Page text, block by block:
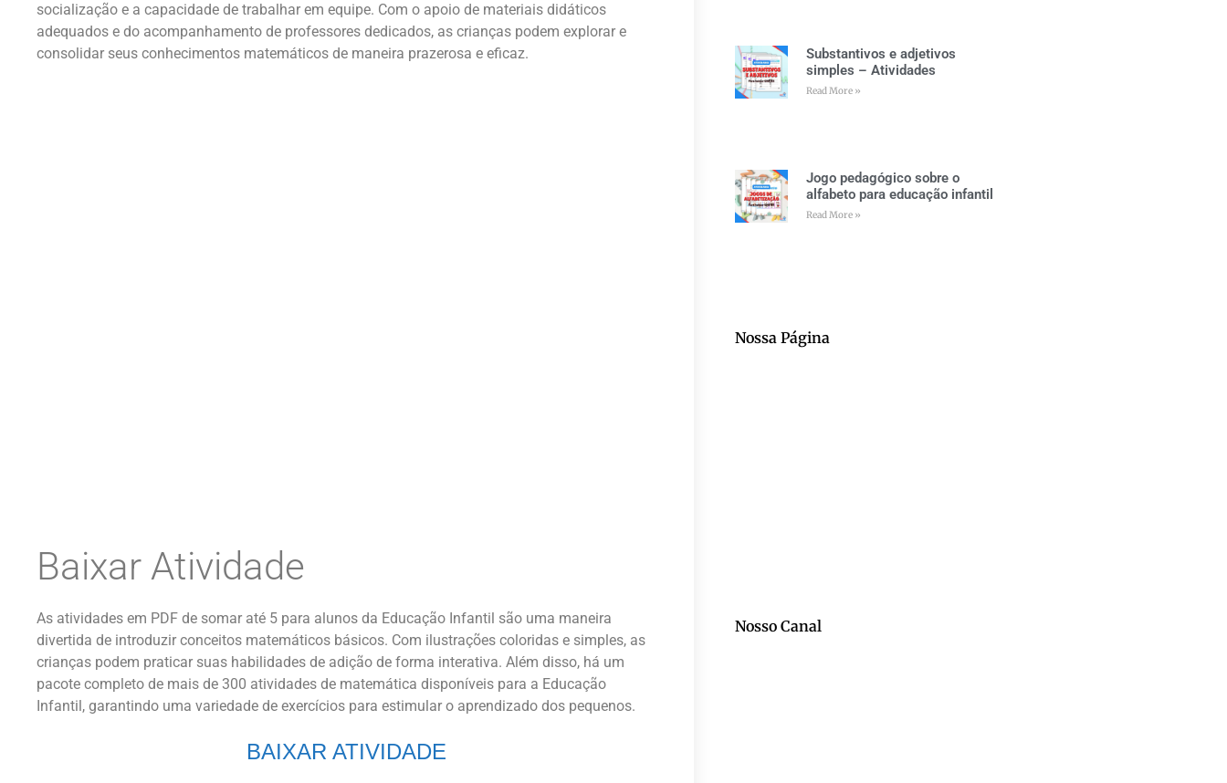
socialização e a capacidade de trabalhar em equipe. Com o apoio de materiais didáticos
adequados e do acompanhamento de professores dedicados, as crianças podem explorar e
consolidar seus conhecimentos matemáticos de maneira prazerosa e eficaz.
Baixar Atividade
As atividades em PDF de somar até 5 para alunos da Educação Infantil são uma maneira
divertida de introduzir conceitos matemáticos básicos. Com ilustrações coloridas e simples, as
crianças podem praticar suas habilidades de adição de forma interativa. Além disso, há um
pacote completo de mais de 300 atividades de matemática disponíveis para a Educação
Infantil, garantindo uma variedade de exercícios para estimular o aprendizado dos pequenos.
BAIXAR ATIVIDADE
Substantivos e adjetivos
simples – Atividades
Read More »
Jogo pedagógico sobre o
alfabeto para educação infantil
Read More »
Nossa Página
Nosso Canal